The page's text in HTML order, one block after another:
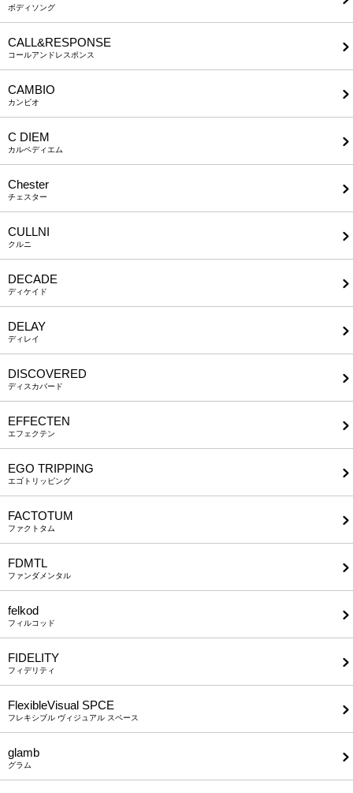
ボディソング
CALL&RESPONSE
コールアンドレスポンス
CAMBIO
カンビオ
C DIEM
カルペディエム
Chester
チェスター
CULLNI
クルニ
DECADE
ディケイド
DELAY
ディレイ
DISCOVERED
ディスカバード
EFFECTEN
エフェクテン
EGO TRIPPING
エゴトリッピング
FACTOTUM
ファクトタム
FDMTL
ファンダメンタル
felkod
フィルコッド
FIDELITY
フィデリティ
FlexibleVisual SPCE
フレキシブル ヴィジュアル スペース
glamb
グラム